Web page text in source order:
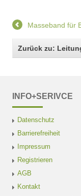
Masseband für
Zurück zu:
INFO+SERIVCE
Datenschutz
Barrierefreiheit
Impressum
Registrieren
AGB
Kontakt